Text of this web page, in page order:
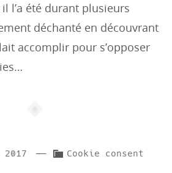
l’a été durant plusieurs
déchanté en découvrant
accomplir pour s’opposer
—C
Cookie consent